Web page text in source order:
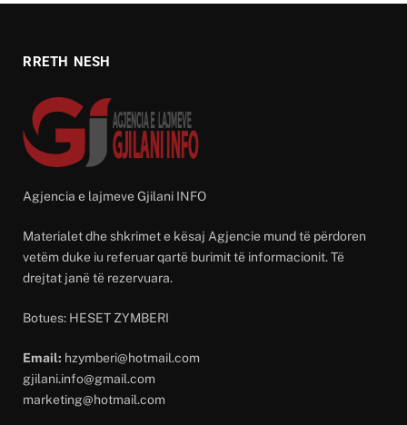
RRETH NESH
Agjencia e lajmeve Gjilani INFO
Materialet dhe shkrimet e kësaj Agjencie mund të përdoren
vetëm duke iu referuar qartë burimit të informacionit. Të
drejtat janë të rezervuara.
Botues: HESET ZYMBERI
Email: hzymberi@hotmail.com
gjilani.info@gmail.com
marketing@hotmail.com